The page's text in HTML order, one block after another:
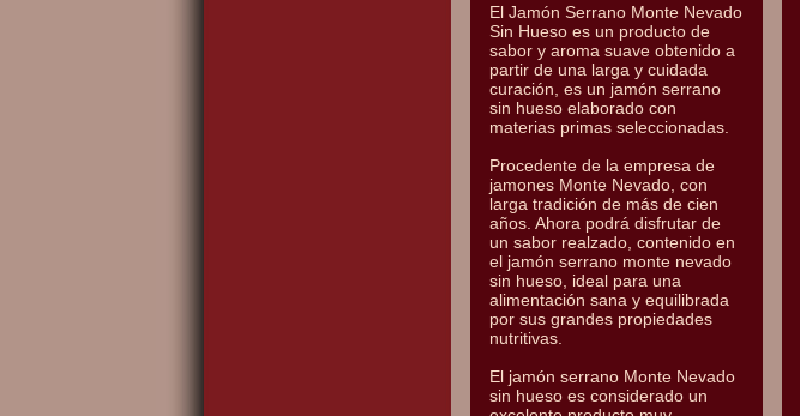
El Jamón Serrano Monte Nevado
Sin Hueso es un producto de
sabor y aroma suave obtenido a
partir de una larga y cuidada
curación, es un jamón serrano
sin hueso elaborado con
materias primas seleccionadas.
Procedente de la empresa de
jamones Monte Nevado, con
larga tradición de más de cien
años. Ahora podrá disfrutar de
un sabor realzado, contenido en
el jamón serrano monte nevado
sin hueso, ideal para una
alimentación sana y equilibrada
por sus grandes propiedades
nutritivas.
El jamón serrano Monte Nevado
sin hueso es considerado un